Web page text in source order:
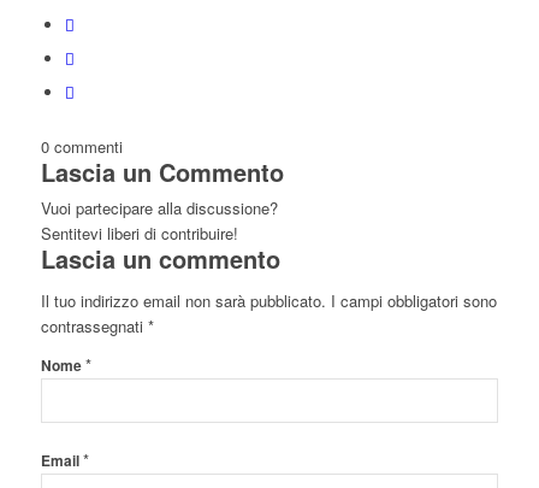
0 commenti
Lascia un Commento
Vuoi partecipare alla discussione?
Sentitevi liberi di contribuire!
Lascia un commento
Il tuo indirizzo email non sarà pubblicato. I campi obbligatori sono
contrassegnati *
Nome*
Email*